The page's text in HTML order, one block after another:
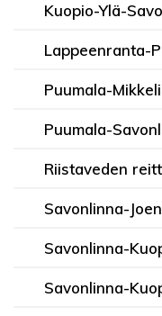
Kuopio-Ylä-Savo
Lappeenranta-
Puumala-Mikkeli
Puumala-
Riistaveden
Savonlinna-
Savonlinna-
Savonlinna-